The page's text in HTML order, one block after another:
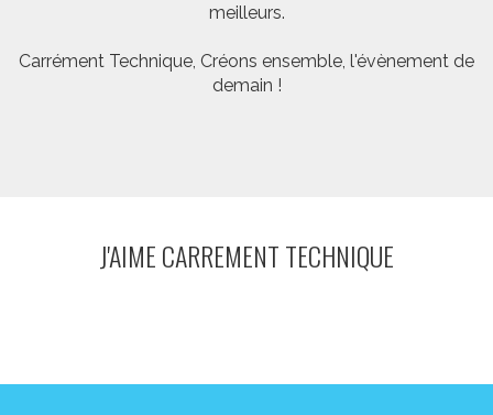
meilleurs.
Carrément Technique, Créons ensemble, l'évènement de
demain !
J'AIME CARREMENT TECHNIQUE